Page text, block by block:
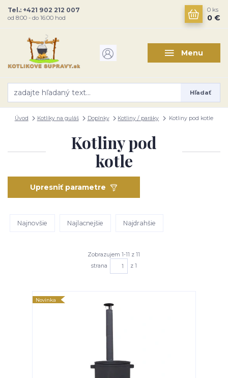
Menu
Hľadať
Tel.: +421 902 212 007
od 8:00 - do 16:00 hod
0 ks
0 €
Úvod Kotlíky na guláš Doplnky Kotliny / paráky Kotliny pod kotle
Kotliny pod
kotle
Upresniť parametre
Najnovšie Najlacnejšie Najdrahšie
Zobrazujem 1-11 z 11
strana
z 1
Novinka